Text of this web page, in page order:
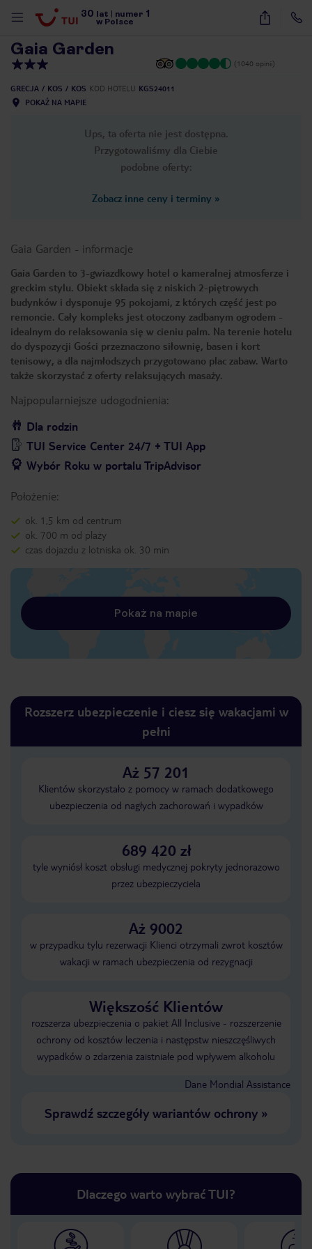
30 lat numer 1
w Polsce
54
Gaia Garden
(1040 opinii)
GRECJA KOS KOS KOD HOTELU KGS24011
POKAŻ NA MAPIE
Ups, ta oferta nie jest dostępna.
Przygotowaliśmy dla Ciebie
podobne oferty:
Zobacz inne ceny i terminy »
Gaia Garden - informacje
Gaia Garden to 3-gwiazdkowy hotel o kameralnej atmosferze i
greckim stylu. Obiekt składa się z niskich 2-piętrowych
budynków i dysponuje 95 pokojami, z których część jest po
remoncie. Cały kompleks jest otoczony zadbanym ogrodem -
idealnym do relaksowania się w cieniu palm. Na terenie hotelu
do dyspozycji Gości przeznaczono siłownię, basen i kort
tenisowy, a dla najmłodszych przygotowano plac zabaw. Warto
także skorzystać z oferty relaksujących masaży.
Najpopularniejsze udogodnienia:
Dla rodzin
TUI Service Center 24/7 + TUI App
Wybór Roku w portalu TripAdvisor
Położenie:
ok. 1,5 km od centrum
ok. 700 m od plaży
czas dojazdu z lotniska ok. 30 min
Pokaż na mapie
Rozszerz ubezpieczenie i ciesz się wakacjami w
pełni
Aż 57 201
Klientów skorzystało z pomocy w ramach dodatkowego
ubezpieczenia od nagłych zachorowań i wypadków
689 420 zł
tyle wyniósł koszt obsługi medycznej pokryty jednorazowo
przez ubezpieczyciela
Aż 9002
w przypadku tylu rezerwacji Klienci otrzymali zwrot kosztów
wakacji w ramach ubezpieczenia od rezygnacji
Większość Klientów
rozszerza ubezpieczenia o pakiet All Inclusive - rozszerzenie
ochrony od kosztów leczenia i następstw nieszczęśliwych
wypadków o zdarzenia zaistniałe pod wpływem alkoholu
Dane Mondial Assistance
Sprawdź szczegóły wariantów ochrony»
Dlaczego warto wybrać TUI?